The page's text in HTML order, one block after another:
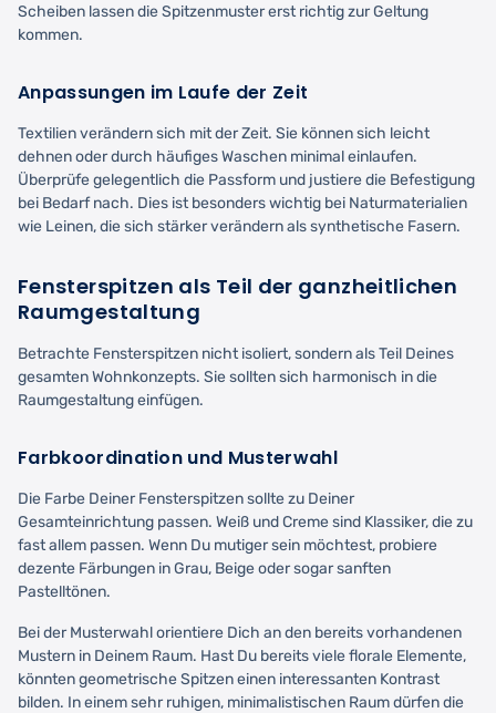
Scheiben lassen die Spitzenmuster erst richtig zur Geltung
kommen.
Anpassungen im Laufe der Zeit
Textilien verändern sich mit der Zeit. Sie können sich leicht
dehnen oder durch häufiges Waschen minimal einlaufen.
Überprüfe gelegentlich die Passform und justiere die Befestigung
bei Bedarf nach. Dies ist besonders wichtig bei Naturmaterialien
wie Leinen, die sich stärker verändern als synthetische Fasern.
Fensterspitzen als Teil der ganzheitlichen
Raumgestaltung
Betrachte Fensterspitzen nicht isoliert, sondern als Teil Deines
gesamten Wohnkonzepts. Sie sollten sich harmonisch in die
Raumgestaltung einfügen.
Farbkoordination und Musterwahl
Die Farbe Deiner Fensterspitzen sollte zu Deiner
Gesamteinrichtung passen. Weiß und Creme sind Klassiker, die zu
fast allem passen. Wenn Du mutiger sein möchtest, probiere
dezente Färbungen in Grau, Beige oder sogar sanften
Pastelltönen.
Bei der Musterwahl orientiere Dich an den bereits vorhandenen
Mustern in Deinem Raum. Hast Du bereits viele florale Elemente,
könnten geometrische Spitzen einen interessanten Kontrast
bilden. In einem sehr ruhigen, minimalistischen Raum dürfen die